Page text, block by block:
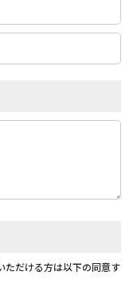
ただける方は以下の同意す